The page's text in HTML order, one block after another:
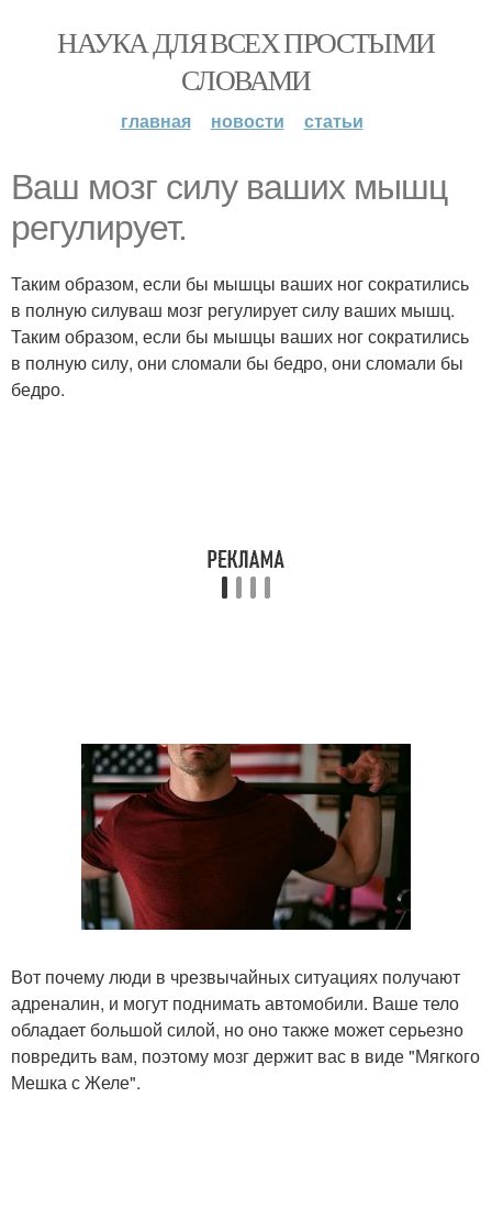
НАУКА ДЛЯ ВСЕХ ПРОСТЫМИ
СЛОВАМИ
главная новости статьи
Ваш мозг силу ваших мышц
регулирует.
Таким образом, если бы мышцы ваших ног сократились
в полную силуваш мозг регулирует силу ваших мышц.
Таким образом, если бы мышцы ваших ног сократились
в полную силу, они сломали бы бедро, они сломали бы
бедро.
Вот почему люди в чрезвычайных ситуациях получают
адреналин, и могут поднимать автомобили. Ваше тело
обладает большой силой, но оно также может серьезно
повредить вам, поэтому мозг держит вас в виде "Мягкого
Мешка с Желе".